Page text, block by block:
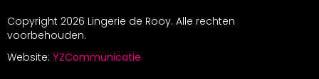
Copyright 2026 Lingerie de Rooy. Alle rechten
voorbehouden.
Website: YZCommunicatie